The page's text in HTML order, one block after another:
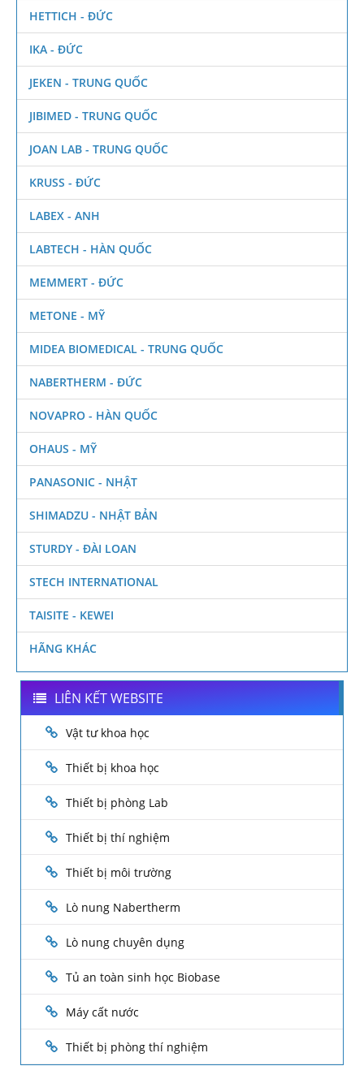
HETTICH - ĐỨC
IKA - ĐỨC
JEKEN - TRUNG QUỐC
JIBIMED - TRUNG QUỐC
JOAN LAB - TRUNG QUỐC
KRUSS - ĐỨC
LABEX - ANH
LABTECH - HÀN QUỐC
MEMMERT - ĐỨC
METONE - MỸ
MIDEA BIOMEDICAL - TRUNG QUỐC
NABERTHERM - ĐỨC
NOVAPRO - HÀN QUỐC
OHAUS - MỸ
PANASONIC - NHẬT
SHIMADZU - NHẬT BẢN
STURDY - ĐÀI LOAN
STECH INTERNATIONAL
TAISITE - KEWEI
HÃNG KHÁC
LIÊN KẾT WEBSITE
Vật tư khoa học
Thiết bị khoa học
Thiết bị phòng Lab
Thiết bị thí nghiệm
Thiết bị môi trường
Lò nung Nabertherm
Lò nung chuyên dụng
Tủ an toàn sinh học Biobase
Máy cất nước
Thiết bị phòng thí nghiệm